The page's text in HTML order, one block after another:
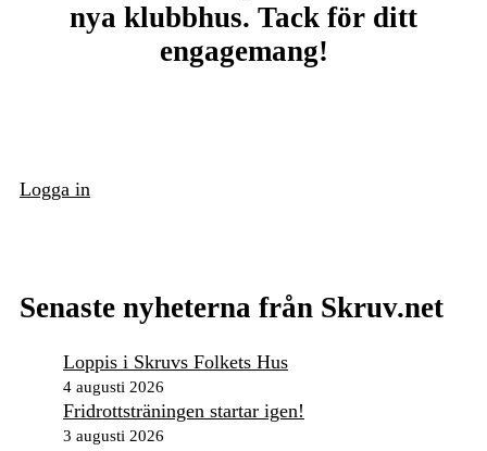
nya klubbhus. Tack för ditt
engagemang!
Logga in
Senaste nyheterna från Skruv.net
Loppis i Skruvs Folkets Hus
4 augusti 2026
Fridrottsträningen startar igen!
3 augusti 2026